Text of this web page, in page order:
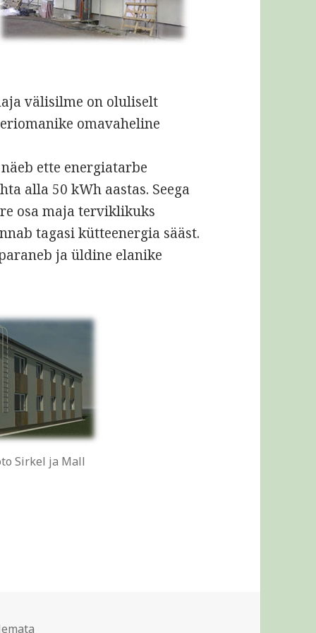
välisilme on oluliselt
omavaheline
ette energiatarbe
alla 50 kWh aastas. Seega
osa maja terviklikuks
tagasi kütteenergia sääst.
ja üldine elanike
Sirkel ja Mall